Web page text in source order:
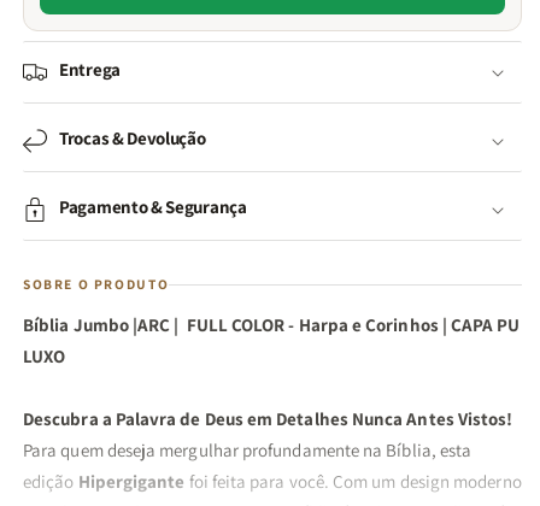
Entrega
Trocas & Devolução
Pagamento & Segurança
SOBRE O PRODUTO
Bíblia Jumbo |ARC | FULL COLOR - Harpa e Corinhos | CAPA PU
LUXO
Descubra a Palavra de Deus em Detalhes Nunca Antes Vistos!
Para quem deseja mergulhar profundamente na Bíblia, esta
edição Hipergigante foi feita para você. Com um design moderno